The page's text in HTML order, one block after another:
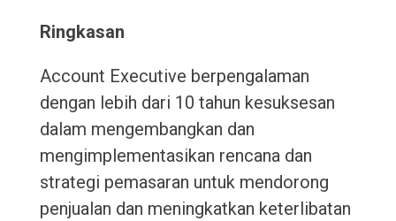
Ringkasan
Account Executive berpengalaman
dengan lebih dari 10 tahun kesuksesan
dalam mengembangkan dan
mengimplementasikan rencana dan
strategi pemasaran untuk mendorong
penjualan dan meningkatkan keterlibatan